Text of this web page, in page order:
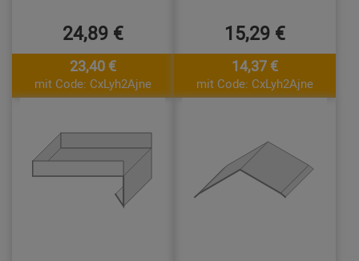
24,89 €
23,40 €
mit Code: CxLyh2Ajne
15,29 €
14,37 €
mit Code: CxLyh2Ajne